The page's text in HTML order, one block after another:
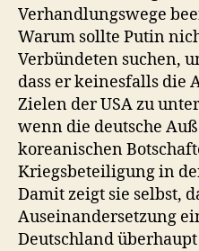
Verhandlungswege
Warum sollte Putin
Verbündeten suchen,
dass er keinesfalls die
Zielen der USA zu
wenn die deutsche
koreanischen
Kriegsbeteiligung in
Damit zeigt sie selbst,
Auseinandersetzung
Deutschland